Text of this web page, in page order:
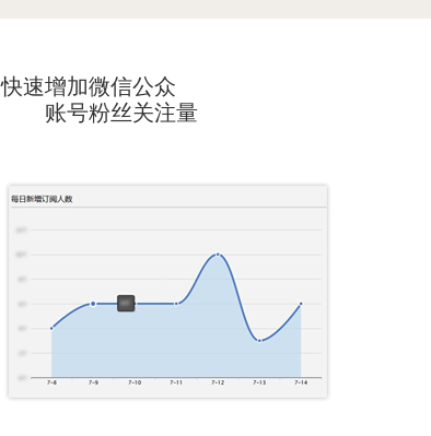
快速增加微信公众
账号粉丝关注量